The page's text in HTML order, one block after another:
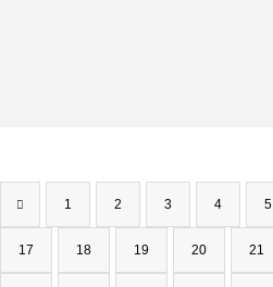
1 2 3 4 5
17 18 19 20 21